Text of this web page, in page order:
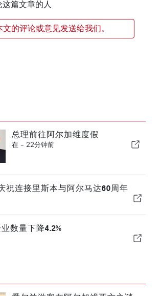
篇文章的人
的评论或意见发送给我们。
总理前往阿尔加维度假
在 - 22分钟前
祝连接里斯本与阿尔马达60周年
数量下降4.2%